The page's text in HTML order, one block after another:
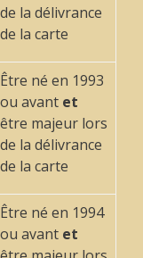
de la délivrance
de la carte
Être né en 1993
ou avant et
être majeur lors
de la délivrance
de la carte
Être né en 1994
ou avant et